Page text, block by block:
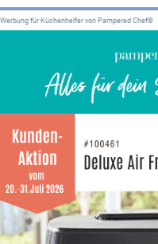
Werbung für Küchenhelfer von Pampered Chef®